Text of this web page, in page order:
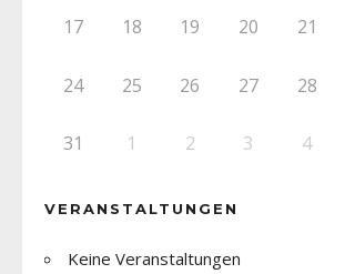
17 18 19 20 21
24 25 26 27 28
31 1 2 3 4
VERANSTALTUNGEN
Keine Veranstaltungen